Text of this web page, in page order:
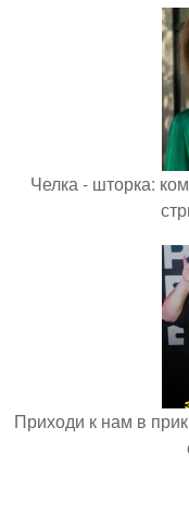
Челка - шторка:
Приходи к нам в